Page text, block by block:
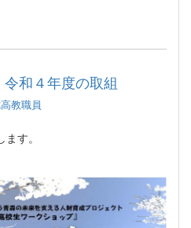
和４年度の取組
教職員
す。